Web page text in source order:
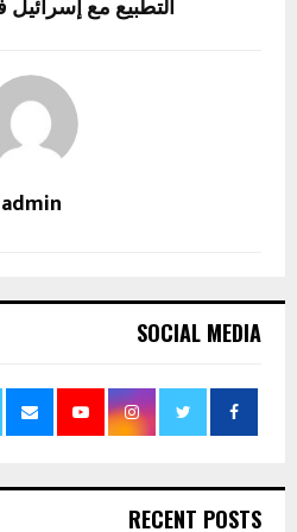
التطبيع مع
admin
SOCIAL MEDIA
RECENT POSTS